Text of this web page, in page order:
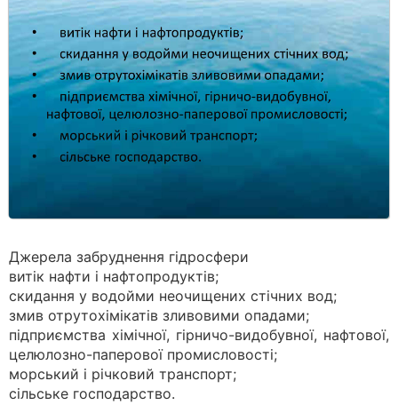
Джерела забруднення гідросфери
витік нафти і нафтопродуктів;
скидання у водойми неочищених стічних вод;
змив отрутохімікатів зливовими опадами;
підприємства хімічної, гірничо-видобувної, нафтової,
целюлозно-паперової промисловості;
морський і річковий транспорт;
сільське господарство.